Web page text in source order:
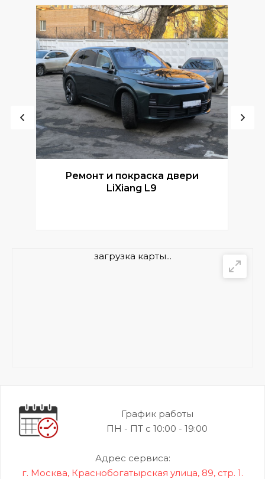
Ремонт и покраска двери
LiXiang L9
загрузка карты...
График работы
ПН - ПТ с 10:00 - 19:00
Адрес сервиса:
г. Москва, Краснобогатырская улица, 89, стр. 1.